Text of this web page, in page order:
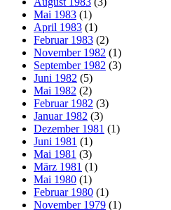
Mai 1983 (1)
April 1983 (1)
Februar 1983 (2)
November 1982 (1)
September 1982 (3)
Juni 1982 (5)
Mai 1982 (2)
Februar 1982 (3)
Januar 1982 (3)
Dezember 1981 (1)
Juni 1981 (1)
Mai 1981 (3)
März 1981 (1)
Mai 1980 (1)
Februar 1980 (1)
November 1979 (1)